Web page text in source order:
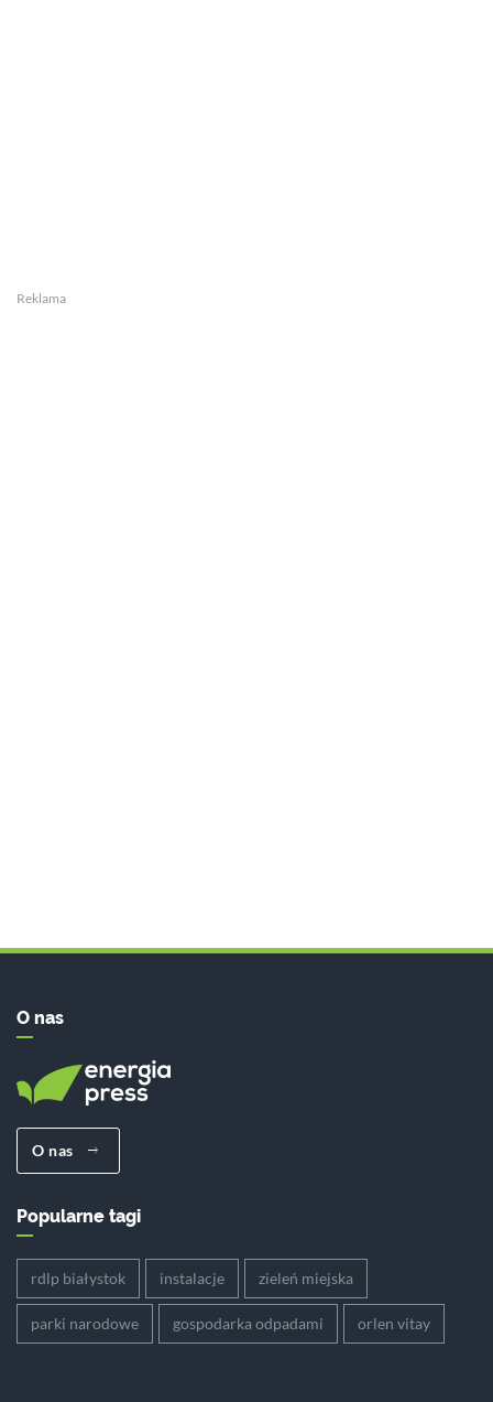
Reklama
O nas
O nas
Popularne tagi
rdlp białystok instalacje zieleń miejska
parki narodowe gospodarka odpadami orlen vitay